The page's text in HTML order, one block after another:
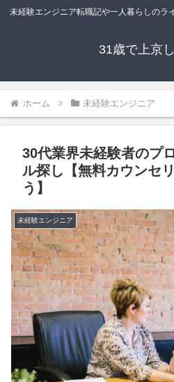
未経験エンジニア転職記や一人暮らしのラ
31歳で上京
ホーム 未経験エンジニア
30代業界未経験者のプ
ル探し【無料カウンセ
う】
未経験エンジニア